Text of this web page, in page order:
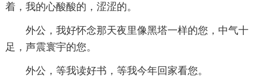
着，我的心酸酸的，涩涩的。
外公，我好怀念那天夜里像黑塔一样的您，中气十
足，声震寰宇的您。
外公，等我读好书，等我今年回家看您。